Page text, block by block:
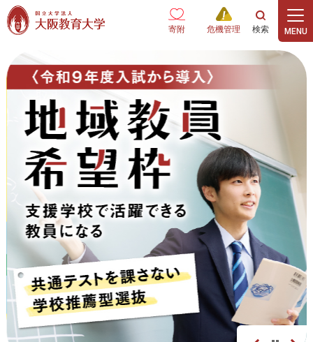
本文へ
寄附 危機管理
停止